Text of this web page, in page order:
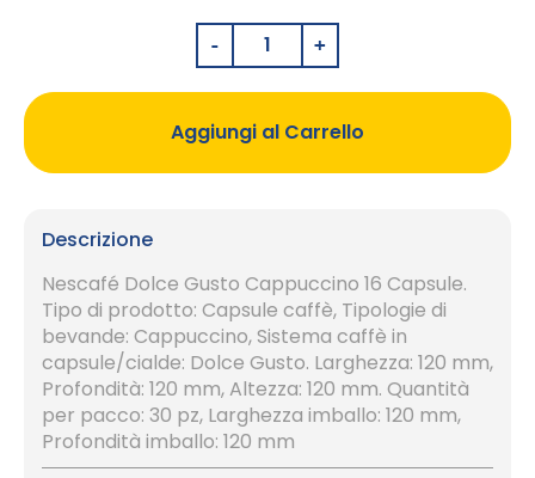
Aggiungi al Carrello
Descrizione
Nescafé Dolce Gusto Cappuccino 16 Capsule.
Tipo di prodotto: Capsule caffè, Tipologie di
bevande: Cappuccino, Sistema caffè in
capsule/cialde: Dolce Gusto. Larghezza: 120 mm,
Profondità: 120 mm, Altezza: 120 mm. Quantità
per pacco: 30 pz, Larghezza imballo: 120 mm,
Profondità imballo: 120 mm